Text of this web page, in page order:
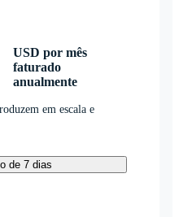
USD por mês
faturado
anualmente
em escala e
de 7 dias